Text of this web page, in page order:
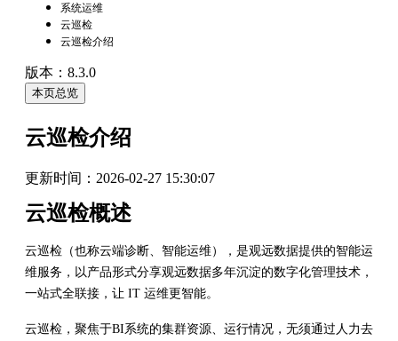
系统运维
云巡检
云巡检介绍
版本：8.3.0
本页总览
云巡检介绍
更新时间： 2026-02-27 15:30:07
云巡检概述
云巡检（也称云端诊断、智能运维），是观远数据提供的智能运
维服务，以产品形式分享观远数据多年沉淀的数字化管理技术，
一站式全联接，让 IT 运维更智能。
云巡检，聚焦于BI系统的集群资源、运行情况，无须通过人力去